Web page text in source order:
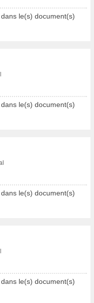
le(s) document(s)
le(s) document(s)
le(s) document(s)
le(s) document(s)